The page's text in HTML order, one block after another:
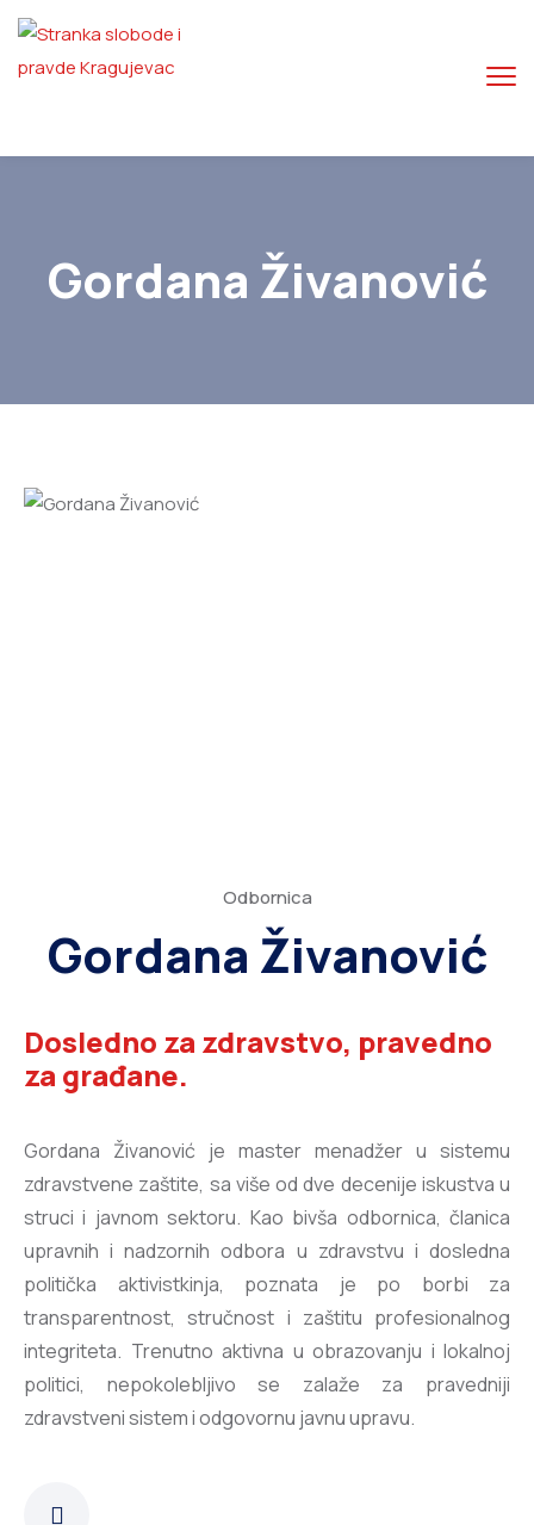
Gordana Živanović
Odbornica
Gordana Živanović
Dosledno za zdravstvo, pravedno
za građane.
Gordana Živanović je master menadžer u sistemu
zdravstvene zaštite, sa više od dve decenije iskustva u
struci i javnom sektoru. Kao bivša odbornica, članica
upravnih i nadzornih odbora u zdravstvu i dosledna
politička aktivistkinja, poznata je po borbi za
transparentnost, stručnost i zaštitu profesionalnog
integriteta. Trenutno aktivna u obrazovanju i lokalnoj
politici, nepokolebljivo se zalaže za pravedniji
zdravstveni sistem i odgovornu javnu upravu.